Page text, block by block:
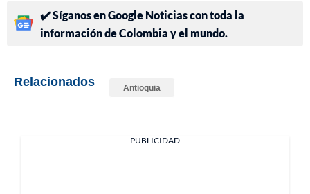
✔️ Síganos en Google Noticias con toda la
información de Colombia y el mundo.
Relacionados Antioquia
PUBLICIDAD